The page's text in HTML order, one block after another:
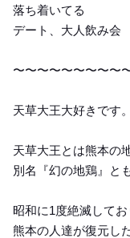
落ち着いてる
デート、大人飲み会
〜〜〜〜〜〜〜〜〜
天草大王大好きです
天草大王とは熊本の
別名『幻の地鶏』と
昭和に1度絶滅して
熊本の人達が復元し